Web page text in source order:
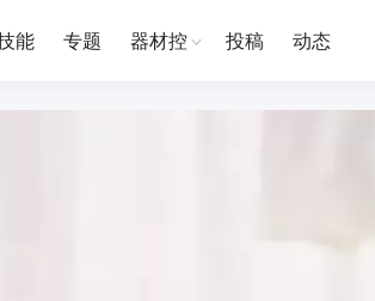
能 专题 器材控 投稿 动态